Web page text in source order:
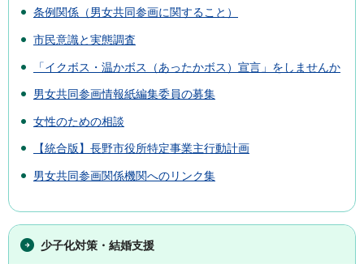
条例関係（男女共同参画に関すること）
市民意識と実態調査
「イクボス・温かボス（あったかボス）宣言」をしませんか
男女共同参画情報紙編集委員の募集
女性のための相談
【統合版】長野市役所特定事業主行動計画
男女共同参画関係機関へのリンク集
少子化対策・結婚支援